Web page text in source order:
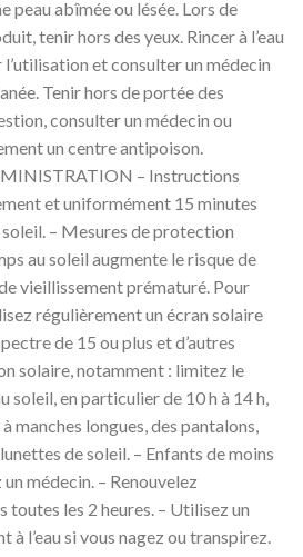
peau abîmée ou lésée. Lors de
tenir hors des yeux. Rincer à l’eau
et consulter un médecin
Tenir hors de portée des
consulter un médecin ou
un centre antipoison.
– Instructions
et uniformément 15 minutes
– Mesures de protection
au soleil augmente le risque de
vieillissement prématuré. Pour
régulièrement un écran solaire
de 15 ou plus et d’autres
solaire, notamment : limitez le
soleil, en particulier de 10 h à 14 h,
manches longues, des pantalons,
de soleil. – Enfants de moins
médecin. – Renouvelez
toutes les 2 heures. – Utilisez un
à l’eau si vous nagez ou transpirez.